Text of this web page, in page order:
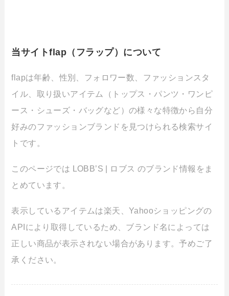
当サイトflap（フラップ）について
flapは年齢、性別、フォロワー数、ファッションスタ
イル、取り扱いアイテム（トップス・パンツ・ワンピ
ース・シューズ・バッグなど）の様々な特徴から自分
好みのファッションブランドを見つけられる検索サイ
トです。
このページでは LOBB’S | ロブス のブランド情報をま
とめています。
表示しているアイテムは楽天、Yahooショッピングの
APIにより取得しているため、ブランド名によっては
正しい商品が表示されない場合があります。予めご了
承ください。